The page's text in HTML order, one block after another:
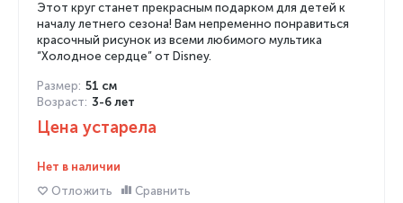
Этот круг станет прекрасным подарком для детей к
началу летнего сезона! Вам непременно понравиться
красочный рисунок из всеми любимого мультика
“Холодное сердце” от Disney.
Размер: 51 см
Возраст: 3-6 лет
Цена устарела
Нет в наличии
Отложить
Сравнить